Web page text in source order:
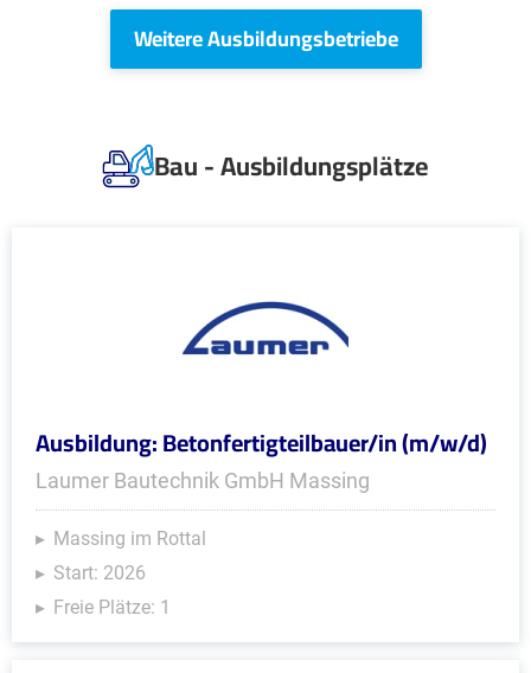
Weitere Ausbildungsbetriebe
Bau - Ausbildungsplätze
Ausbildung: Betonfertigteilbauer/in (m/w/d)
Laumer Bautechnik GmbH Massing
Massing im Rottal
Start: 2026
Freie Plätze: 1